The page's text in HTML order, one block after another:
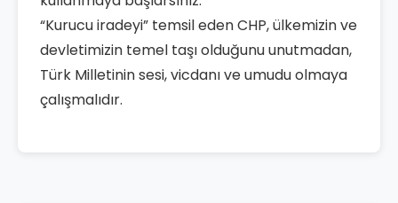
“Kurucu iradeyi” temsil eden CHP, ülkemizin ve
devletimizin temel taşı olduğunu unutmadan,
Türk Milletinin sesi, vicdanı ve umudu olmaya
çalışmalıdır.